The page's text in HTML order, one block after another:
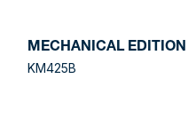
MECHANICAL EDITION
KM425B